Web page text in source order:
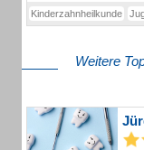
Kinderzahnheilkunde
Weitere